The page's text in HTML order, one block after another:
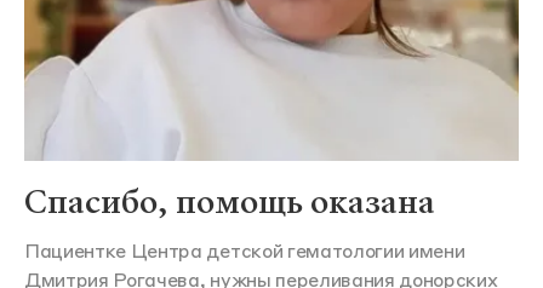
Спасибо, помощь оказана
Пациентке Центра детской гематологии имени
Дмитрия Рогачева, нужны переливания донорских